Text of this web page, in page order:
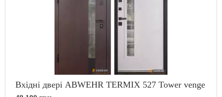
Вхідні двері ABWEHR TERMIX 527 Tower venge